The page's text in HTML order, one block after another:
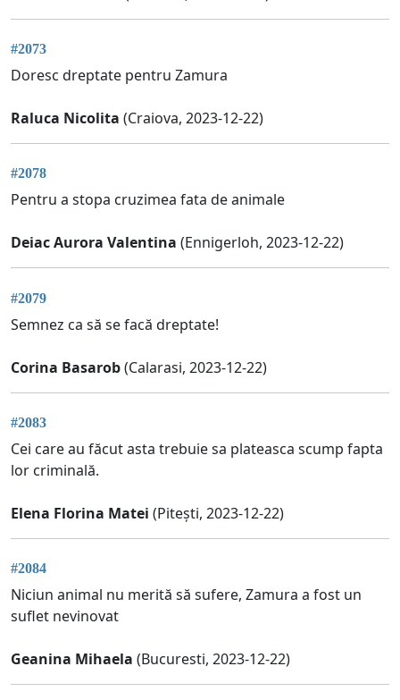
#2073
Doresc dreptate pentru Zamura
Raluca Nicolita (Craiova, 2023-12-22)
#2078
Pentru a stopa cruzimea fata de animale
Deiac Aurora Valentina (Ennigerloh, 2023-12-22)
#2079
Semnez ca să se facă dreptate!
Corina Basarob(Calarasi, 2023-12-22)
#2083
Cei care au făcut asta trebuie sa plateasca scump fapta
lor criminală.
Elena Florina Matei (Pitești, 2023-12-22)
#2084
Niciun animal nu merită să sufere, Zamura a fost un
suflet nevinovat
Geanina Mihaela (Bucuresti, 2023-12-22)